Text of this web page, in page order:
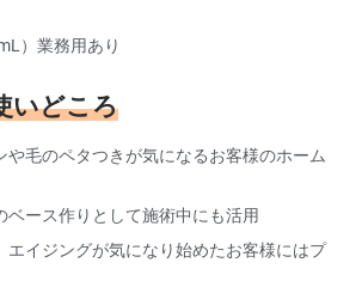
）業務用あり
いどころ
や毛のペタつきが気になるお客様のホーム
ベース作りとして施術中にも活用
エイジングが気になり始めたお客様にはプ